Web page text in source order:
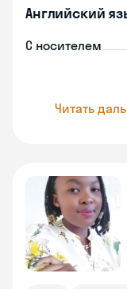
Английский
С носителем
Читать